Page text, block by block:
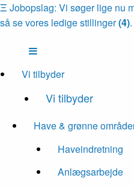
Ξ Jobopslag: Vi søger lige nu
så se vores ledige stillinger(4).
Vi tilbyder
Vi tilbyder
Have & grønne
Haveindretning
Anlægsarbejde